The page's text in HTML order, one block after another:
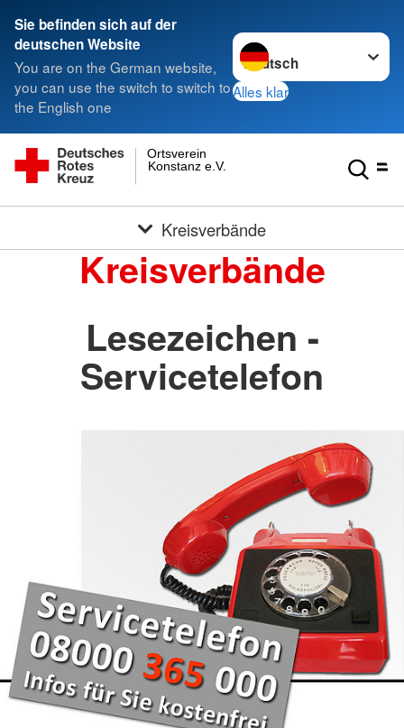
Sie befinden sich auf der
deutschen Website
You are on the German website,
you can use the switch to switch to
the English one
Sprache wechseln zu
Alles klar
Konstanz e.V.
Ortsverein
Kreisverbände
Kreisverbände
Lesezeichen -
Servicetelefon